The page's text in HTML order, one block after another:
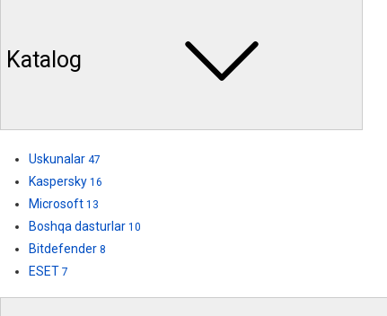
Katalog
Uskunalar 47
Kaspersky 16
Microsoft 13
Boshqa dasturlar 10
Bitdefender 8
ESET 7